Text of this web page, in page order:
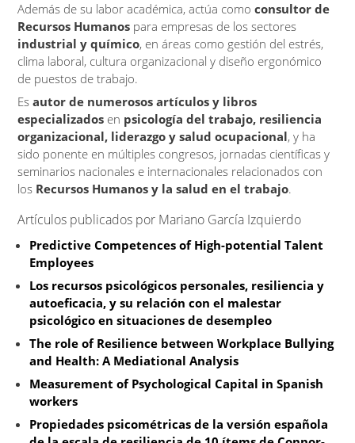
Además de su labor académica, actúa comoconsultor de
Recursos Humanos para empresas de los sectores
industrial y químico, en áreas como gestión del estrés,
clima laboral, cultura organizacional y diseño ergonómico
de puestos de trabajo.
Esautor de numerosos artículos y libros
especializados en psicología del trabajo, resiliencia
organizacional, liderazgo y salud ocupacional, y ha
sido ponente en múltiples congresos, jornadas científicas y
seminarios nacionales e internacionales relacionados con
los Recursos Humanos y la salud en el trabajo.
Artículos publicados por Mariano García Izquierdo
Predictive Competences of High-potential Talent
Employees
Los recursos psicológicos personales, resiliencia y
autoeficacia, y su relación con el malestar
psicológico en situaciones de desempleo
The role of Resilience between Workplace Bullying
and Health: A Mediational Analysis
Measurement of Psychological Capital in Spanish
workers
Propiedades psicométricas de la versión española